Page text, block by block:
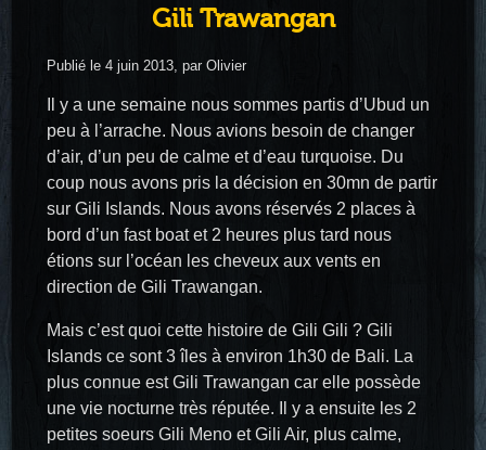
Gili Trawangan
Publié le 4 juin 2013, par Olivier
Il y a une semaine nous sommes partis d’Ubud un
peu à l’arrache. Nous avions besoin de changer
d’air, d’un peu de calme et d’eau turquoise. Du
coup nous avons pris la décision en 30mn de partir
sur Gili Islands. Nous avons réservés 2 places à
bord d’un fast boat et 2 heures plus tard nous
étions sur l’océan les cheveux aux vents en
direction de Gili Trawangan.
Mais c’est quoi cette histoire de Gili Gili ? Gili
Islands ce sont 3 îles à environ 1h30 de Bali. La
plus connue est Gili Trawangan car elle possède
une vie nocturne très réputée. Il y a ensuite les 2
petites soeurs Gili Meno et Gili Air, plus calme,